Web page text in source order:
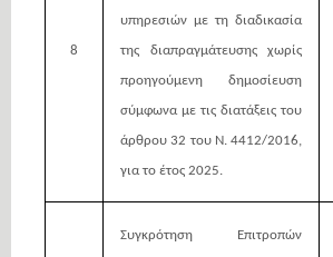
8
υπηρεσιών με τη διαδικασία
της διαπραγμάτευσης χωρίς
προηγούμενη δημοσίευση
σύμφωνα με τις διατάξεις του
άρθρου 32 του Ν. 4412/2016,
για το έτος 2025.
Συγκρότηση Επιτροπών